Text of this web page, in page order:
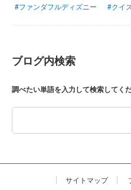
#ファンダフルディズニー
#クイ
ブログ内検索
調べたい単語を入力して検索してく
サイトマップ